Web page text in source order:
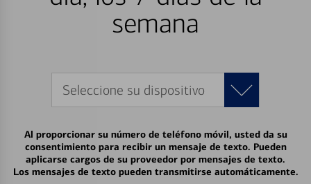
semana
Seleccione su dispositivo
Al proporcionar su número de teléfono móvil, usted da su
consentimiento para recibir un mensaje de texto. Pueden
aplicarse cargos de su proveedor por mensajes de texto.
Los mensajes de texto pueden transmitirse automáticamente.